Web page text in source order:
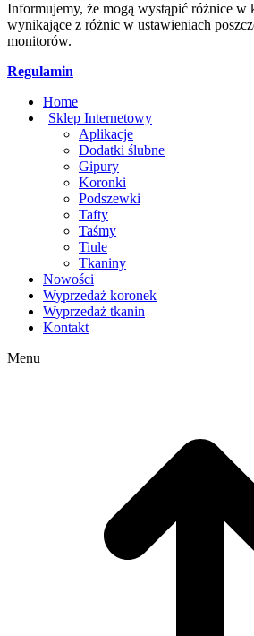
Informujemy, że mogą wystąpić różnice w
wynikające z różnic w ustawieniach
monitorów.
Regulamin
Home
Sklep Internetowy
Aplikacje
Dodatki ślubne
Gipury
Koronki
Podszewki
Tafty
Taśmy
Tiule
Tkaniny
Nowości
Wyprzedaż koronek
Wyprzedaż tkanin
Kontakt
Menu